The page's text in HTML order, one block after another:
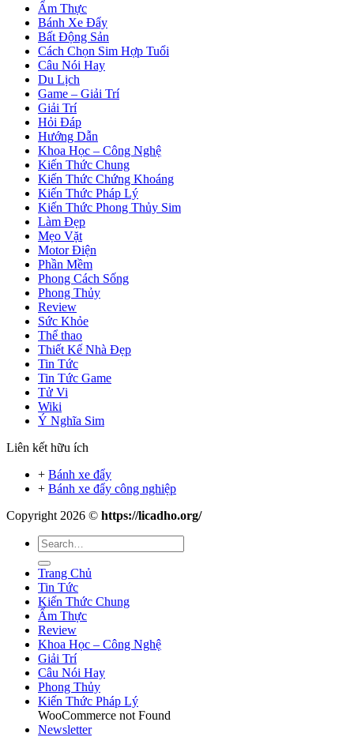
Ẩm Thực
Bánh Xe Đẩy
Bất Động Sản
Cách Chọn Sim Hợp Tuổi
Câu Nói Hay
Du Lịch
Game – Giải Trí
Giải Trí
Hỏi Đáp
Hướng Dẫn
Khoa Học – Công Nghệ
Kiến Thức Chung
Kiến Thức Chứng Khoáng
Kiến Thức Pháp Lý
Kiến Thức Phong Thủy Sim
Làm Đẹp
Mẹo Vặt
Motor Điện
Phần Mềm
Phong Cách Sống
Phong Thủy
Review
Sức Khỏe
Thể thao
Thiết Kế Nhà Đẹp
Tin Tức
Tin Tức Game
Tử Vi
Wiki
Ý Nghĩa Sim
Liên kết hữu ích
+ Bánh xe đẩy
+ Bánh xe đẩy công nghiệp
Copyright 2026 © https://licadho.org/
Trang Chủ
Tin Tức
Kiến Thức Chung
Ẩm Thực
Review
Khoa Học – Công Nghệ
Giải Trí
Câu Nói Hay
Phong Thủy
Kiến Thức Pháp Lý
WooCommerce not Found
Newsletter